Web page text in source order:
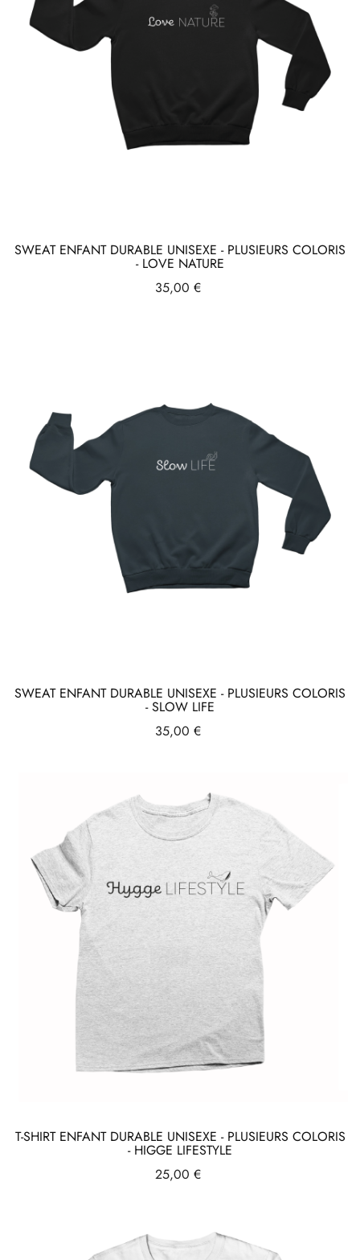
SWEAT ENFANT DURABLE UNISEXE - PLUSIEURS COLORIS
- LOVE NATURE
Prix
35,00 €
SWEAT ENFANT DURABLE UNISEXE - PLUSIEURS COLORIS
- SLOW LIFE
Prix
35,00 €
T-SHIRT ENFANT DURABLE UNISEXE - PLUSIEURS COLORIS
- HIGGE LIFESTYLE
Prix
25,00 €